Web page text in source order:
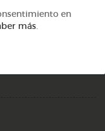
DOCS (3)
en
más.